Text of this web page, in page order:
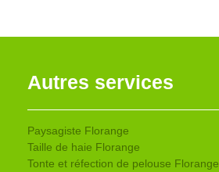
Autres services
Paysagiste Florange
Taille de haie Florange
Tonte et réfection de pelouse Florange